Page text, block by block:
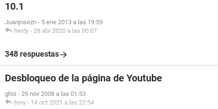
10.1
Juanjosezn - 5 ene 2013 a las 19:59
heidy - 28 abr 2020 a las 00:07
348 respuestas
Desbloqueo de la página de Youtube
ghis - 29 nov 2008 a las 01:53
tony - 14 oct 2021 a las 22:54